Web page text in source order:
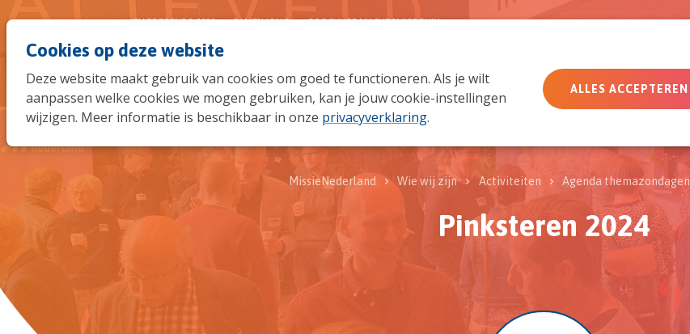
Cookies op deze website
Deze website maakt gebruik van cookies om goed te functioneren. Als je wilt
aanpassen welke cookies we mogen gebruiken, kan je jouw cookie-instellingen
wijzigen. Meer informatie is beschikbaar in onze privacyverklaring.
ALLES ACCEPTEREN
Wie wij zijn Wat we doen Doe mee
JEUGDTRENDS 2026 SAMEN JONG BROCHURE MACHTSMISBRUIK
MissieNederland Wie wij zijn Activiteiten Agenda themazondagen
Pinksteren 2024